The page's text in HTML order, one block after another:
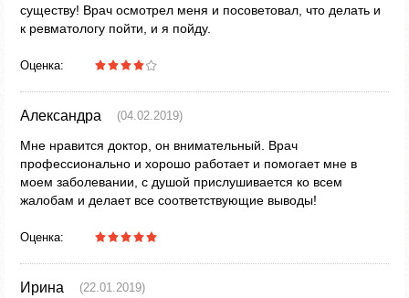
существу! Врач осмотрел меня и посоветовал, что делать и
к ревматологу пойти, и я пойду.
Оценка:
Александра (04.02.2019)
Мне нравится доктор, он внимательный. Врач
профессионально и хорошо работает и помогает мне в
моем заболевании, с душой прислушивается ко всем
жалобам и делает все соответствующие выводы!
Оценка:
Ирина (22.01.2019)